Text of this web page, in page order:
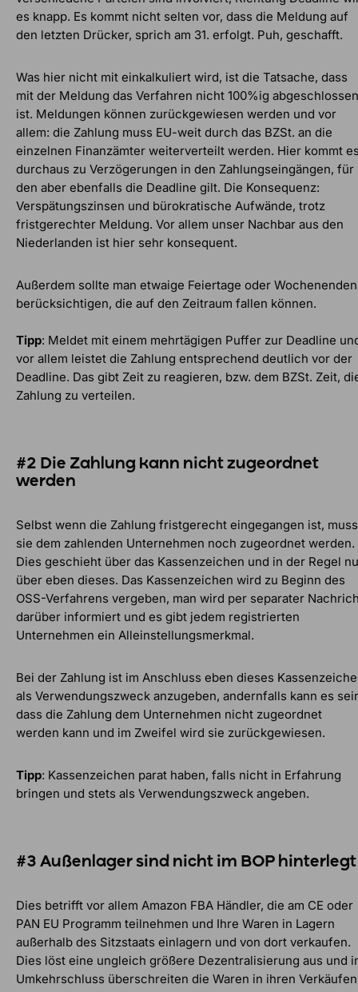
es knapp. Es kommt nicht selten vor, dass die Meldung auf
den letzten Drücker, sprich am 31. erfolgt. Puh, geschafft.
Was hier nicht mit einkalkuliert wird, ist die Tatsache, dass
mit der Meldung das Verfahren nicht 100%ig abgeschlossen
ist. Meldungen können zurückgewiesen werden und vor
allem: die Zahlung muss EU-weit durch das BZSt. an die
einzelnen Finanzämter weiterverteilt werden. Hier kommt
durchaus zu Verzögerungen in den Zahlungseingängen, für
den aber ebenfalls die Deadline gilt. Die Konsequenz:
Verspätungszinsen und bürokratische Aufwände, trotz
fristgerechter Meldung. Vor allem unser Nachbar aus den
Niederlanden ist hier sehr konsequent.
Außerdem sollte man etwaige Feiertage oder Wochenenden
berücksichtigen, die auf den Zeitraum fallen können.
Tipp: Meldet mit einem mehrtägigen Puffer zur Deadline
vor allem leistet die Zahlung entsprechend deutlich vor der
Deadline. Das gibt Zeit zu reagieren, bzw. dem BZSt. Zeit,
Zahlung zu verteilen.
#2 Die Zahlung kann nicht zugeordnet
werden
Selbst wenn die Zahlung fristgerecht eingegangen ist, muss
sie dem zahlenden Unternehmen noch zugeordnet werden.
Dies geschieht über das Kassenzeichen und in der Regel
über eben dieses. Das Kassenzeichen wird zu Beginn des
OSS-Verfahrens vergeben, man wird per separater
darüber informiert und es gibt jedem registrierten
Unternehmen ein Alleinstellungsmerkmal.
Bei der Zahlung ist im Anschluss eben dieses
als Verwendungszweck anzugeben, andernfalls kann es
dass die Zahlung dem Unternehmen nicht zugeordnet
werden kann und im Zweifel wird sie zurückgewiesen.
Tipp: Kassenzeichen parat haben, falls nicht in Erfahrung
bringen und stets als Verwendungszweck angeben.
#3 Außenlager sind nicht im BOP hinterlegt
Dies betrifft vor allem Amazon FBA Händler, die am CE oder
PAN EU Programm teilnehmen und Ihre Waren in Lagern
außerhalb des Sitzstaats einlagern und von dort verkaufen.
Dies löst eine ungleich größere Dezentralisierung aus und
Umkehrschluss überschreiten die Waren in ihren Verkäufen